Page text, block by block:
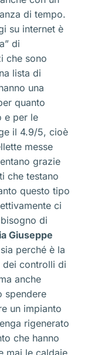
di tempo.
su internet è
di
che sono
lista di
una
quanto
e per le
il 4.9/5, cioè
messe
grazie
che testano
questo tipo
ci
di
Giuseppe
perché è la
dei controlli di
anche
spendere
un impianto
rigenerato
che hanno